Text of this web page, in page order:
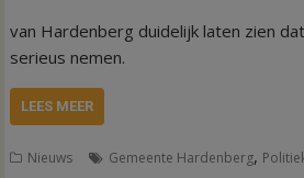
van Hardenberg duidelijk laten zien
serieus nemen.
LEES MEER
Nieuws Gemeente Hardenberg,